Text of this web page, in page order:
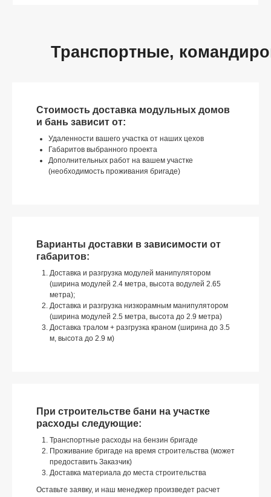
Транспортные,
Стоимость доставка модульных домов
и бань зависит от:
Удаленности вашего участка от наших цехов
Габаритов выбранного проекта
Дополнительных работ на вашем участке
(необходимость проживания бригаде)
Варианты доставки в зависимости от
габаритов:
Доставка и разгрузка модулей манипулятором
(ширина модулей 2.4 метра, высота водулей 2.65
метра);
Доставка и разгрузка низкорамным манипулятором
(ширина модулей 2.5 метра, высота до 2.9 метра)
Доставка тралом + разгрузка краном (ширина до 3.5
м, высота до 2.9 м)
При строительстве бани на участке
расходы следующие:
Транспортные расходы на бензин бригаде
Проживание бригаде на время строительства (может
предоставить Заказчик)
Доставка материала до места строительства
Оставьте заявку, и наш менеджер произведет расчет